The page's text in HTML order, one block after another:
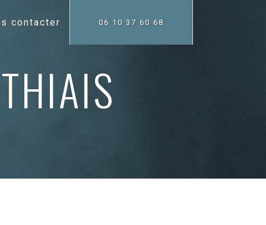
contacter 06 10 37 60 68